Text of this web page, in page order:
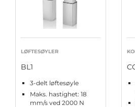
LØFTESØYLER
BL1
3-delt løftesøyle
Maks. hastighet: 18
mm/s ved 2000 N